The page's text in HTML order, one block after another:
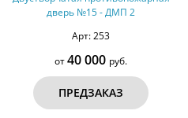
дверь №15 - ДМП 2
Арт: 253
от40 000 руб.
ПРЕДЗАКАЗ